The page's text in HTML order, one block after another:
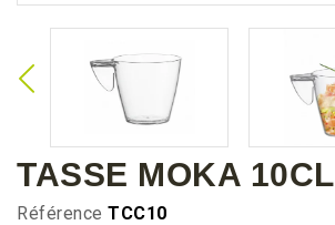
TASSE MOKA 10CL
Référence TCC10